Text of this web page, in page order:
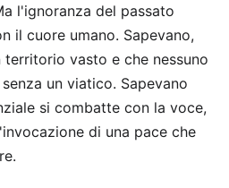
l'ignoranza del passato
il cuore umano. Sapevano,
vasto e che nessuno
un viatico. Sapevano
si combatte con la voce,
di una pace che